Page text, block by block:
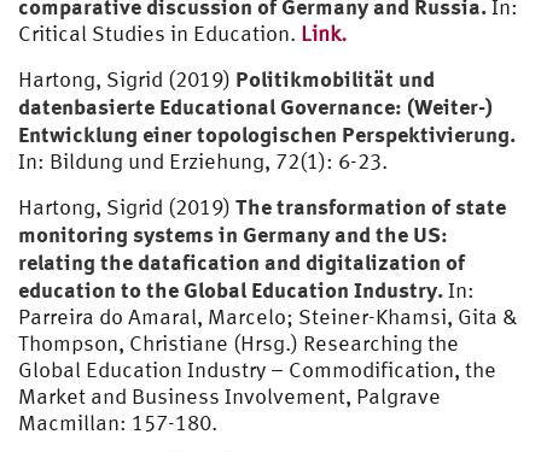
comparative discussion of Germany and Russia.In:
Critical Studies in Education. Link.
Hartong, Sigrid (2019) Politikmobilität und
datenbasierte Educational Governance: (Weiter-)
Entwicklung einer topologischen Perspektivierung.
In: Bildung und Erziehung, 72(1): 6-23.
Hartong, Sigrid (2019) The transformation of state
monitoring systems in Germany and the US:
relating the datafication and digitalization of
education to the Global Education Industry.In:
Parreira do Amaral, Marcelo; Steiner-Khamsi, Gita &
Thompson, Christiane (Hrsg.) Researching the
Global Education Industry – Commodification, the
Market and Business Involvement, Palgrave
Macmillan: 157-180.